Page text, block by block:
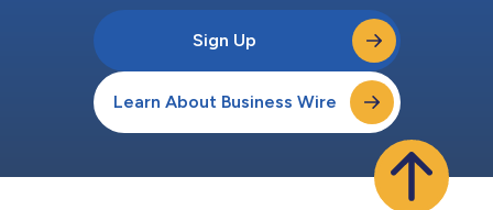
Sign Up
Learn About Business Wire